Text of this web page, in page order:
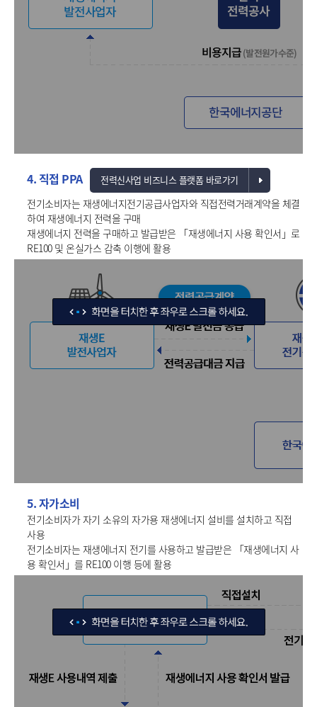
4. 직접 PPA 전력신사업 비즈니스 플랫폼 바로가기
전기소비자는 재생에너지전기공급사업자와 직접전력거래계약을 체결
하여 재생에너지 전력을 구매
재생에너지 전력을 구매하고 발급받은 「재생에너지 사용 확인서」로
RE100 및 온실가스 감축 이행에 활용
5. 자가소비
전기소비자가 자기 소유의 자가용 재생에너지 설비를 설치하고 직접
사용
전기소비자는 재생에너지 전기를 사용하고 발급받은 「재생에너지 사
용 확인서」를 RE100 이행 등에 활용